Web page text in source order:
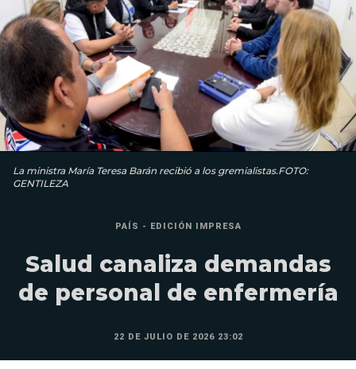
La ministra María Teresa Barán recibió a los gremialistas.FOTO:
GENTILEZA
PAÍS - EDICIÓN IMPRESA
Salud canaliza demandas
de personal de enfermería
22 DE JULIO DE 2026 23:02